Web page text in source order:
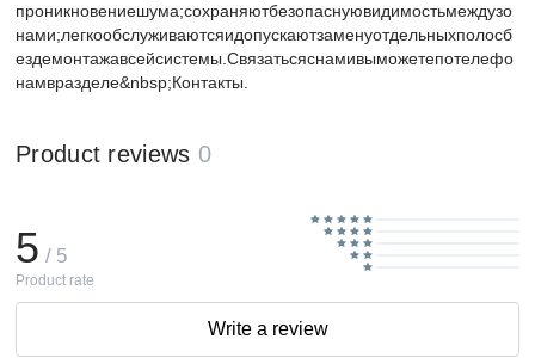
проникновениешума;сохраняютбезопаснуювидимостьмеждузо
нами;легкообслуживаютсяидопускаютзаменуотдельныхполосб
ездемонтажавсейсистемы.Связатьсяснамивыможетепотелефо
намвразделе&nbsp;Контакты.
Product reviews 0
5 / 5
Product rate
Write a review